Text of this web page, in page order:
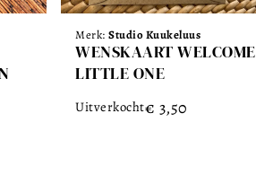
Merk: Studio Kuukeluus
WENSKAART WELCOME
LITTLE ONE
Uitverkocht€ 3,50